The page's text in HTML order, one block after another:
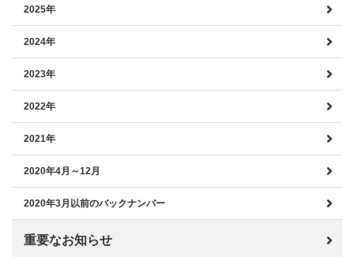
2025年
2024年
2023年
2022年
2021年
2020年4月～12月
2020年3月以前のバックナンバー
重要なお知らせ